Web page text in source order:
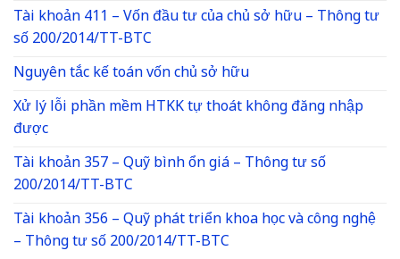
Tài khoản 411 – Vốn đầu tư của chủ sở hữu – Thông tư
số 200/2014/TT-BTC
Nguyên tắc kế toán vốn chủ sở hữu
Xử lý lỗi phần mềm HTKK tự thoát không đăng nhập
được
Tài khoản 357 – Quỹ bình ổn giá – Thông tư số
200/2014/TT-BTC
Tài khoản 356 – Quỹ phát triển khoa học và công nghệ
– Thông tư số 200/2014/TT-BTC